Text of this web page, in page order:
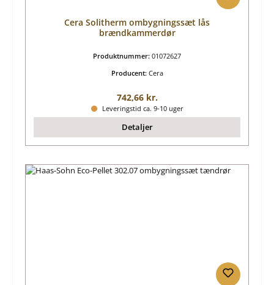
Cera Solitherm ombygningssæt lås
brændkammerdør
Produktnummer: 01072627
Producent: Cera
Almindelig pris:
742,66 kr.
Leveringstid ca. 9-10 uger
Detaljer